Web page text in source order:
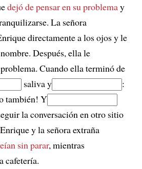
dejó de pensar en su problemay
La señora
directamente a los ojos y le
Después, ella le
Cuando ella terminó de
saliva y
:
también! Y
la conversación en otro sitio
y la señora extraña
sin parar, mientras
cafetería.